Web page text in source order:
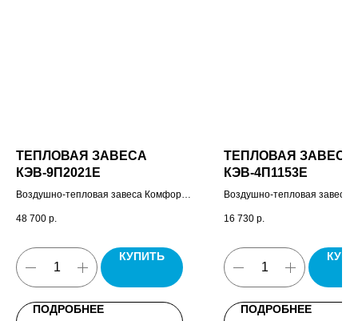
ТЕПЛОВАЯ ЗАВЕСА
КЭВ-9П2021E
Воздушно-тепловая завеса Комфорт,
комплект крепежных кронштейнов,
48 700 р.
КУПИТЬ
ПОДРОБНЕЕ
ТЕПЛОВАЯ ЗАВЕСА
КЭВ-4П1153E
Воздушно-тепловая завеса
16 730 р.
ПОДРОБНЕЕ